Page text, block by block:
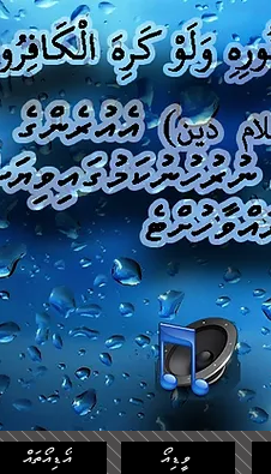
ވީޑިއޯ އޯޑިއޯތައް